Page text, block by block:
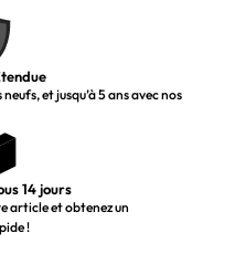
et jusqu’à 5 ans avec nos
14 jours
article et obtenez un
!